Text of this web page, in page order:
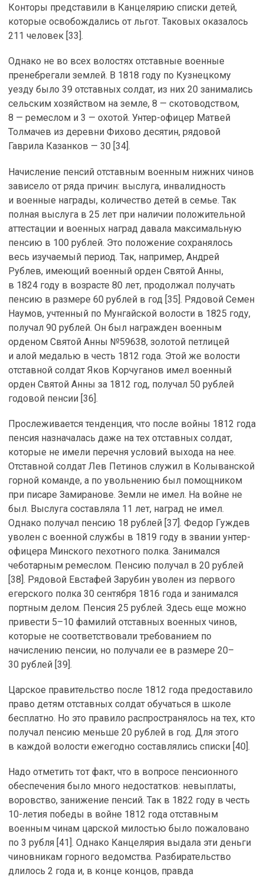
Конторы представили в Канцелярию списки детей,
которые освобождались от льгот. Таковых оказалось
211 человек [33].
Однако не во всех волостях отставные военные
пренебрегали землей. В 1818 году по Кузнецкому
уезду было 39 отставных солдат, из них 20 занимались
сельским хозяйством на земле, 8 — скотоводством,
8 — ремеслом и 3 — охотой. Унтер-офицер Матвей
Толмачев из деревни Фихово десятин, рядовой
Гаврила Казанков — 30 [34].
Начисление пенсий отставным военным нижних чинов
зависело от ряда причин: выслуга, инвалидность
и военные награды, количество детей в семье. Так
полная выслуга в 25 лет при наличии положительной
аттестации и военных наград давала максимальную
пенсию в 100 рублей. Это положение сохранялось
весь изучаемый период. Так, например, Андрей
Рублев, имеющий военный орден Святой Анны,
в 1824 году в возрасте 80 лет, продолжал получать
пенсию в размере 60 рублей в год [35]. Рядовой Семен
Наумов, учтенный по Мунгайской волости в 1825 году,
получал 90 рублей. Он был награжден военным
орденом Святой Анны №59638, золотой петлицей
и алой медалью в честь 1812 года. Этой же волости
отставной солдат Яков Корчуганов имел военный
орден Святой Анны за 1812 год, получал 50 рублей
годовой пенсии [36].
Прослеживается тенденция, что после войны 1812 года
пенсия назначалась даже на тех отставных солдат,
которые не имели перечня условий выхода на нее.
Отставной солдат Лев Петинов служил в Колыванской
горной команде, а по увольнению был помощником
при писаре Замиранове. Земли не имел. На войне не
был. Выслуга составляла 11 лет, наград не имел.
Однако получал пенсию 18 рублей [37]. Федор Гуждев
уволен с военной службы в 1819 году в звании унтер-
офицера Минского пехотного полка. Занимался
чеботарным ремеслом. Пенсию получал в 20 рублей
[38]. Рядовой Евстафей Зарубин уволен из первого
егерского полка 30 сентября 1816 года и занимался
портным делом. Пенсия 25 рублей. Здесь еще можно
привести 5–10 фамилий отставных военных чинов,
которые не соответствовали требованием по
начислению пенсии, но получали ее в размере 20–
30 рублей [39].
Царское правительство после 1812 года предоставило
право детям отставных солдат обучаться в школе
бесплатно. Но это правило распространялось на тех, кто
получал пенсию меньше 20 рублей в год. Для этого
в каждой волости ежегодно составлялись списки [40].
Надо отметить тот факт, что в вопросе пенсионного
обеспечения было много недостатков: невыплаты,
воровство, занижение пенсий. Так в 1822 году в честь
10-летия победы в войне 1812 года отставным
военным чинам царской милостью было пожаловано
по 3 рубля [41]. Однако Канцелярия выдала эти деньги
чиновникам горного ведомства. Разбирательство
длилось 2 года и, в конце концов, правда